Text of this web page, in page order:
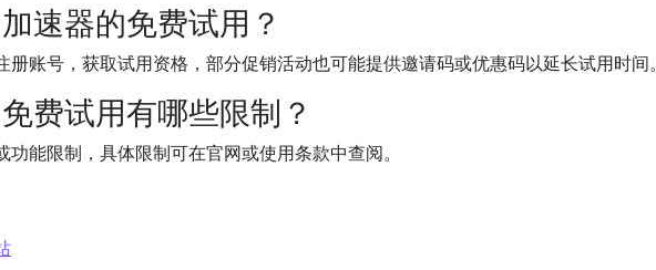
速器的免费试用？
册账号，获取试用资格，部分促销活动也可能提供邀请码或优惠码以延长试用时间。
费试用有哪些限制？
能限制，具体限制可在官网或使用条款中查阅。